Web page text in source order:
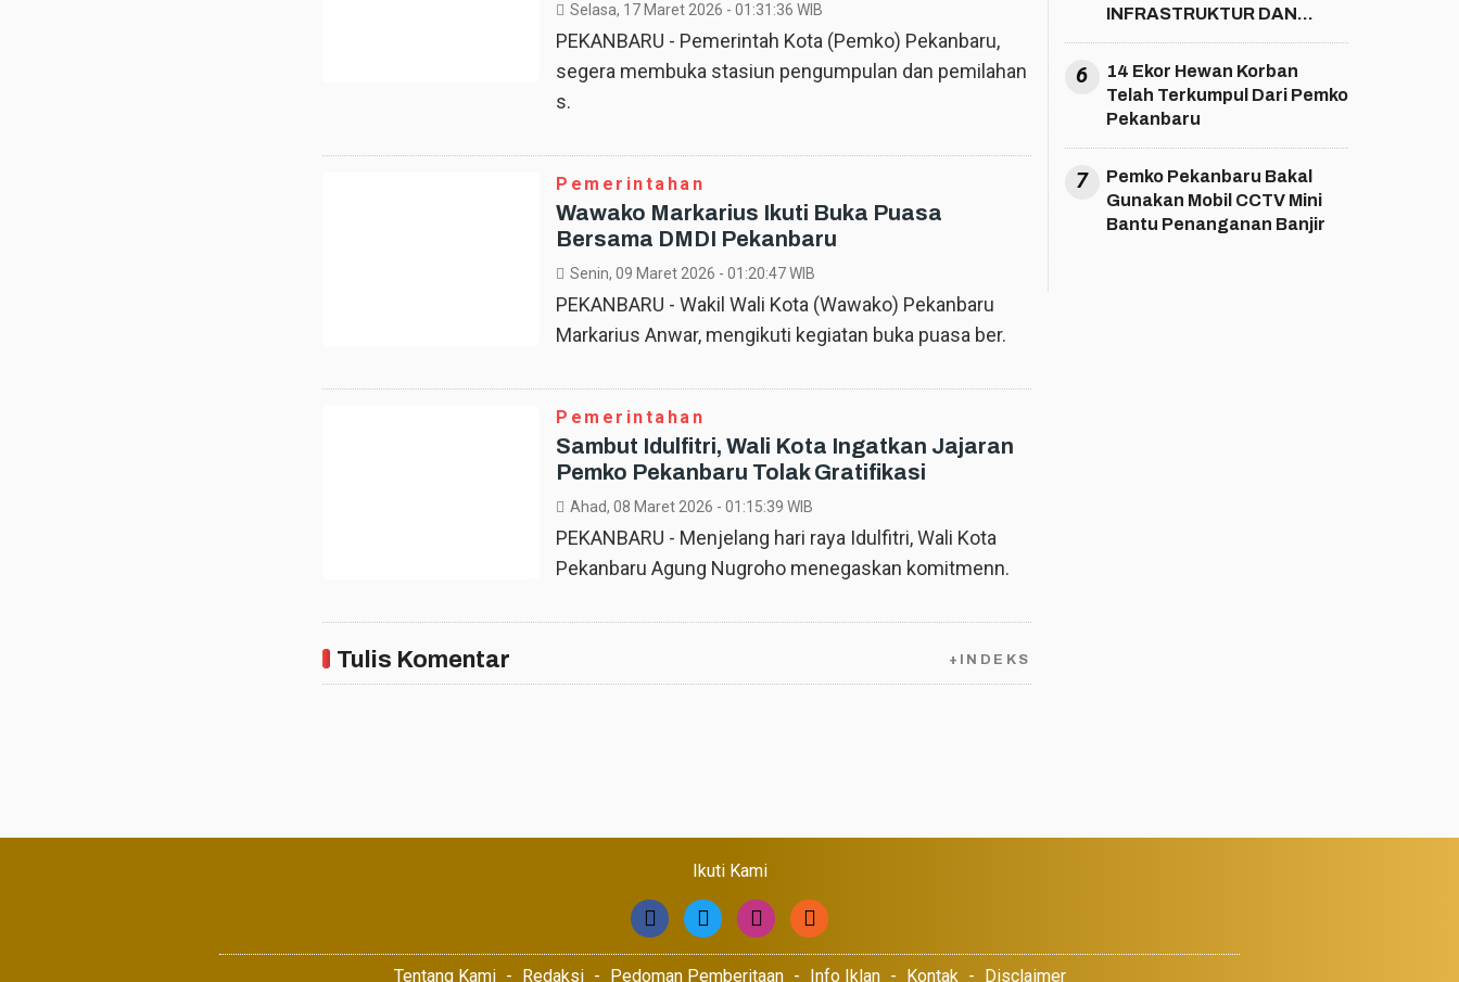
Selasa, 17 Maret 2026 - 01:31:36 WIB
PEKANBARU - Pemerintah Kota (Pemko) Pekanbaru,
segera membuka stasiun pengumpulan dan pemilahan
s.
Pemerintahan
Wawako Markarius Ikuti Buka Puasa
Bersama DMDI Pekanbaru
Senin, 09 Maret 2026 - 01:20:47 WIB
PEKANBARU - Wakil Wali Kota (Wawako) Pekanbaru
Markarius Anwar, mengikuti kegiatan buka puasa ber.
Pemerintahan
Sambut Idulfitri, Wali Kota Ingatkan Jajaran
Pemko Pekanbaru Tolak Gratifikasi
Ahad, 08 Maret 2026 - 01:15:39 WIB
PEKANBARU - Menjelang hari raya Idulfitri, Wali Kota
Pekanbaru Agung Nugroho menegaskan komitmenn.
Tulis Komentar +INDEKS
INFRASTRUKTUR DAN
6
14 Ekor Hewan Korban
Telah Terkumpul Dari Pemko
Pekanbaru
7
Pemko Pekanbaru Bakal
Gunakan Mobil CCTV Mini
Bantu Penanganan Banjir
Ikuti Kami
Tentang Kami Redaksi Pedoman Pemberitaan Info Iklan Kontak Disclaimer